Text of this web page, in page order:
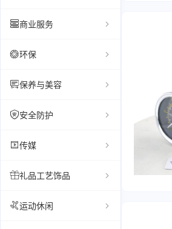
商业服务
环保
保养与美容
安全防护
传媒
礼品工艺饰品
运动休闲